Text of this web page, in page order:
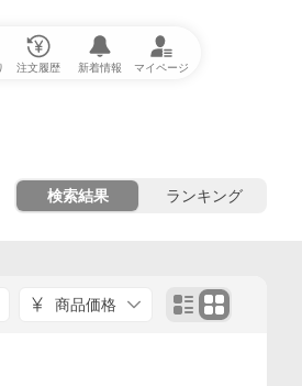
注文履歴 新着情報 マイページ
検索結果 ランキング
商品価格